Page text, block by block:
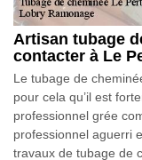
Artisan tubage
contacter à Le
Le tubage de
pour cela qu’il est
professionnel grée
professionnel aguerri
travaux de tubage de